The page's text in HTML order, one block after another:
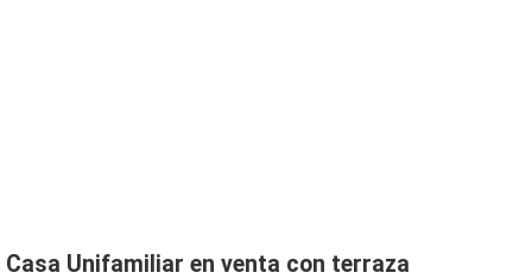
Casa Unifamiliar en venta con terraza